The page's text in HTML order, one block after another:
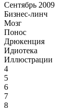
Сентябрь 2009
Бизнес-линч
Мозг
Понос
Дрюкенция
Идиотека
Иллюстрации
4
5
6
7
8